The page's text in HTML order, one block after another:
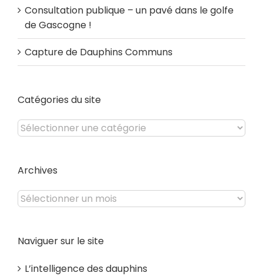
Consultation publique – un pavé dans le golfe
de Gascogne !
Capture de Dauphins Communs
Catégories du site
Catégories
du
Archives
Archives
Naviguer sur le site
L’intelligence des dauphins